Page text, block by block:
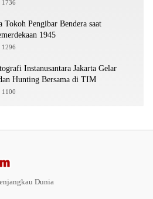
1736
Tokoh Pengibar Bendera saat
1945
1296
Instanusantara Jakarta Gelar
Hunting Bersama di TIM
1100
Dunia